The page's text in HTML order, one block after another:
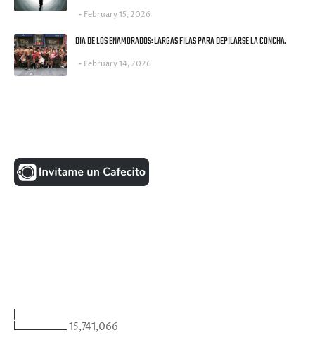
February 15, 2026
DIA DE LOS ENAMORADOS: LARGAS FILAS PARA DEPILARSE LA CONCHA.
February 14, 2026
15,741,066